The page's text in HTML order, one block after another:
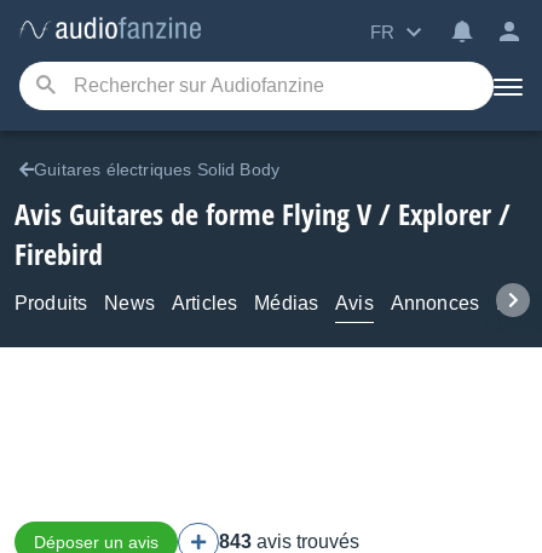
FR
Guitares électriques Solid Body
Avis Guitares de forme Flying V / Explorer /
Firebird
Produits News Articles Médias Avis Annonces
Déposer un avis 843 avis trouvés